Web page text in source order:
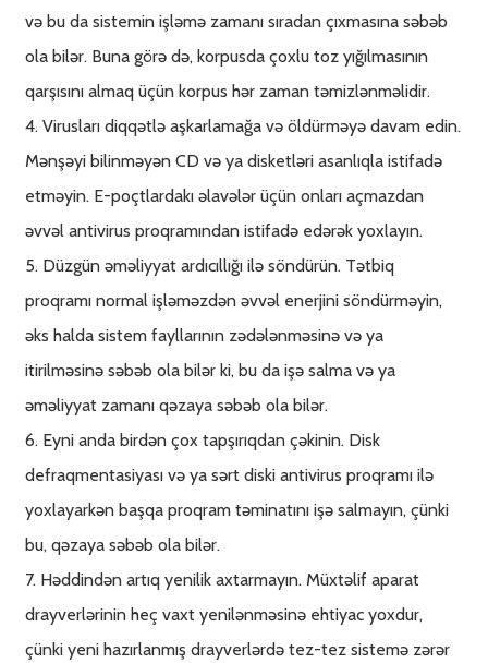
və bu da sistemin işləmə zamanı sıradan çıxmasına səbəb
ola bilər. Buna görə də, korpusda çoxlu toz yığılmasının
qarşısını almaq üçün korpus hər zaman təmizlənməlidir.
4. Virusları diqqətlə aşkarlamağa və öldürməyə davam edin.
Mənşəyi bilinməyən CD və ya disketləri asanlıqla istifadə
etməyin. E-poçtlardakı əlavələr üçün onları açmazdan
əvvəl antivirus proqramından istifadə edərək yoxlayın.
5. Düzgün əməliyyat ardıcıllığı ilə söndürün. Tətbiq
proqramı normal işləməzdən əvvəl enerjini söndürməyin,
əks halda sistem fayllarının zədələnməsinə və ya
itirilməsinə səbəb ola bilər ki, bu da işə salma və ya
əməliyyat zamanı qəzaya səbəb ola bilər.
6. Eyni anda birdən çox tapşırıqdan çəkinin. Disk
defraqmentasiyası və ya sərt diski antivirus proqramı ilə
yoxlayarkən başqa proqram təminatını işə salmayın, çünki
bu, qəzaya səbəb ola bilər.
7. Həddindən artıq yenilik axtarmayın. Müxtəlif aparat
drayverlərinin heç vaxt yenilənməsinə ehtiyac yoxdur,
çünki yeni hazırlanmış drayverlərdə tez-tez sistemə zərər